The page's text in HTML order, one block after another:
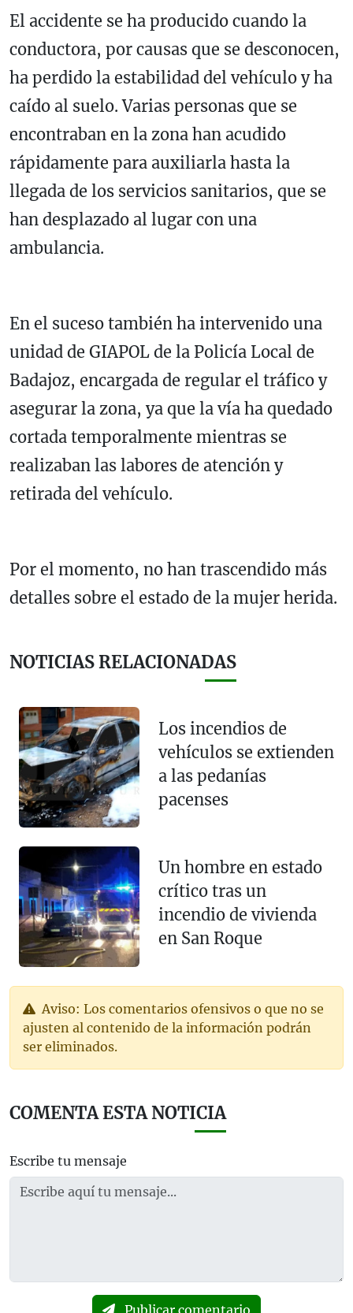
El accidente se ha producido cuando la
conductora, por causas que se desconocen,
ha perdido la estabilidad del vehículo y ha
caído al suelo. Varias personas que se
encontraban en la zona han acudido
rápidamente para auxiliarla hasta la
llegada de los servicios sanitarios, que se
han desplazado al lugar con una
ambulancia.
En el suceso también ha intervenido una
unidad de GIAPOL de la Policía Local de
Badajoz, encargada de regular el tráfico y
asegurar la zona, ya que la vía ha quedado
cortada temporalmente mientras se
realizaban las labores de atención y
retirada del vehículo.
Por el momento, no han trascendido más
detalles sobre el estado de la mujer herida.
NOTICIAS RELACIONADAS
Los incendios de
vehículos se extienden
a las pedanías
pacenses
Un hombre en estado
crítico tras un
incendio de vivienda
en San Roque
Aviso: Los comentarios ofensivos o que no se
ajusten al contenido de la información podrán
ser eliminados.
COMENTA ESTA NOTICIA
Escribe tu mensaje
Publicar comentario